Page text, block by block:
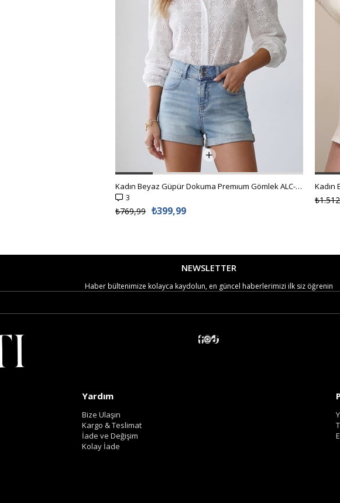
Kadın Beyaz Güpür Dokuma Premıum Gömlek ALC-X4366
3
₺399,99
₺769,99
NEWSLETTER
Haber bültenimize kolayca kaydolun, en güncel haberlerimizi ilk siz öğrenin
Yardım
Bize Ulaşın
Kargo & Teslimat
İade ve Değişim
Kolay İade